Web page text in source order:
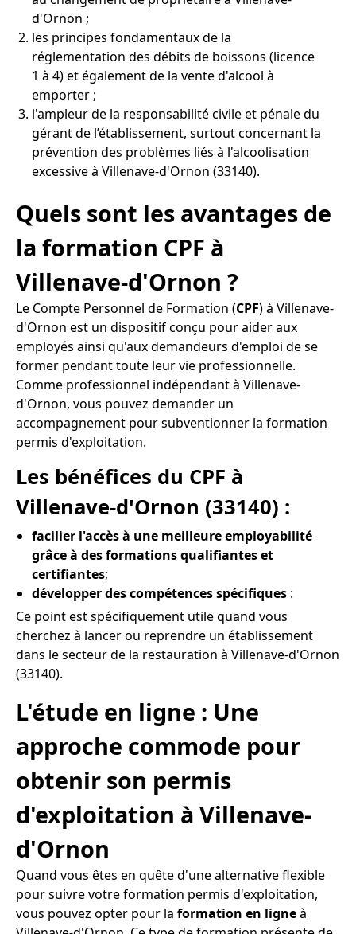
d'Ornon ;
les principes fondamentaux de la
réglementation des débits de boissons (licence
1 à 4) et également de la vente d'alcool à
emporter ;
l'ampleur de la responsabilité civile et pénale du
gérant de l’établissement, surtout concernant la
prévention des problèmes liés à l'alcoolisation
excessive à Villenave-d'Ornon (33140).
Quels sont les avantages de
la formation CPF à
Villenave-d'Ornon ?
Le Compte Personnel de Formation (CPF) à Villenave-
d'Ornon est un dispositif conçu pour aider aux
employés ainsi qu'aux demandeurs d'emploi de se
former pendant toute leur vie professionnelle.
Comme professionnel indépendant à Villenave-
d'Ornon, vous pouvez demander un
accompagnement pour subventionner la formation
permis d'exploitation.
Les bénéfices du CPF à
Villenave-d'Ornon (33140) :
facilier l'accès à une meilleure employabilité
grâce à des formations qualifiantes et
certifiantes;
développer des compétences spécifiques :
Ce point est spécifiquement utile quand vous
cherchez à lancer ou reprendre un établissement
dans le secteur de la restauration à Villenave-d'Ornon
(33140).
L'étude en ligne : Une
approche commode pour
obtenir son permis
d'exploitation à Villenave-
d'Ornon
Quand vous êtes en quête d'une alternative flexible
pour suivre votre formation permis d'exploitation,
vous pouvez opter pour la formation en ligneà